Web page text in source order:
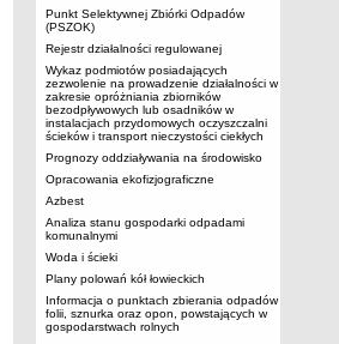
Punkt Selektywnej Zbiórki Odpadów
(PSZOK)
Rejestr działalności regulowanej
Wykaz podmiotów posiadających
zezwolenie na prowadzenie działalności w
zakresie opróżniania zbiorników
bezodpływowych lub osadników w
instalacjach przydomowych oczyszczalni
ścieków i transport nieczystości ciekłych
Prognozy oddziaływania na środowisko
Opracowania ekofizjograficzne
Azbest
Analiza stanu gospodarki odpadami
komunalnymi
Woda i ścieki
Plany polowań kół łowieckich
Informacja o punktach zbierania odpadów
folii, sznurka oraz opon, powstających w
gospodarstwach rolnych